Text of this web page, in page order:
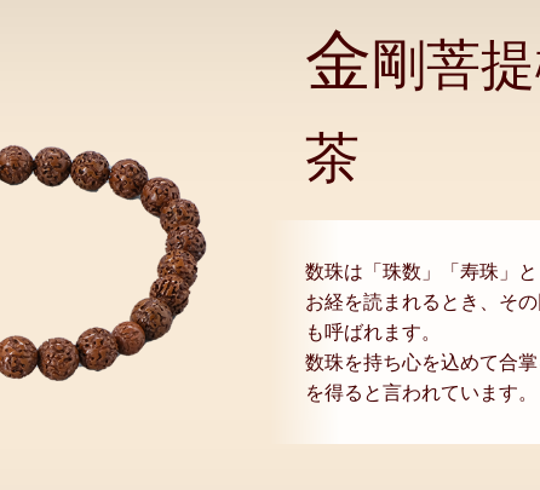
金剛菩
茶
数珠は「珠数」「寿珠」
お経を読まれるとき、そ
も呼ばれます。
数珠を持ち心を込めて合
を得ると言われています。